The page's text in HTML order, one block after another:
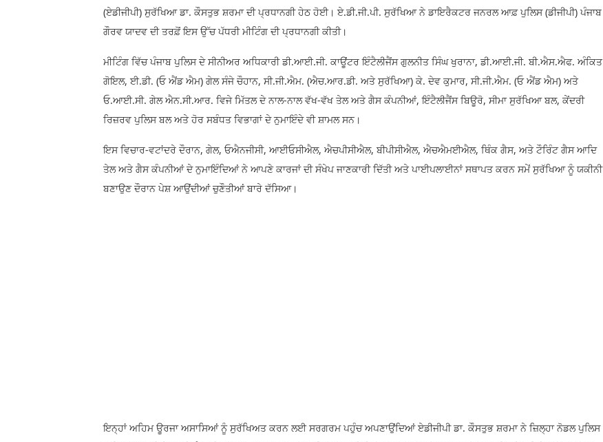
(ਏਡੀਜੀਪੀ) ਸੁਰੱਖਿਆ ਡਾ. ਕੌਸਤੁਭ ਸ਼ਰਮਾ ਦੀ ਪ੍ਰਧਾਨਗੀ ਹੇਠ ਹੋਈ। ਏ.ਡੀ.ਜੀ.ਪੀ. ਸੁਰੱਖਿਆ ਨੇ ਡਾਇਰੈਕਟਰ ਜਨਰਲ ਆਫ਼ ਪੁਲਿਸ (ਡੀਜੀਪੀ) ਪੰਜਾਬ
ਗੌਰਵ ਯਾਦਵ ਦੀ ਤਰਫ਼ੋਂ ਇਸ ਉੱਚ ਪੱਧਰੀ ਮੀਟਿੰਗ ਦੀ ਪ੍ਰਧਾਨਗੀ ਕੀਤੀ।
ਮੀਟਿੰਗ ਵਿੱਚ ਪੰਜਾਬ ਪੁਲਿਸ ਦੇ ਸੀਨੀਅਰ ਅਧਿਕਾਰੀ ਡੀ.ਆਈ.ਜੀ. ਕਾਊਂਟਰ ਇੰਟੈਲੀਜੈਂਸ ਗੁਲਨੀਤ ਸਿੰਘ ਖੁਰਾਨਾ, ਡੀ.ਆਈ.ਜੀ. ਬੀ.ਐਸ.ਐਫ. ਅੰਕਿਤ
ਗੋਇਲ, ਈ.ਡੀ. (ਓ ਐਂਡ ਐਮ) ਗੇਲ ਸੰਜੇ ਚੌਹਾਨ, ਸੀ.ਜੀ.ਐਮ. (ਐਚ.ਆਰ.ਡੀ. ਅਤੇ ਸੁਰੱਖਿਆ) ਕੇ. ਦੇਵ ਕੁਮਾਰ, ਸੀ.ਜੀ.ਐਮ. (ਓ ਐਂਡ ਐਮ) ਅਤੇ
ਓ.ਆਈ.ਸੀ. ਗੇਲ ਐਨ.ਸੀ.ਆਰ. ਵਿਜੇ ਮਿੱਤਲ ਦੇ ਨਾਲ-ਨਾਲ ਵੱਖ-ਵੱਖ ਤੇਲ ਅਤੇ ਗੈਸ ਕੰਪਨੀਆਂ, ਇੰਟੈਲੀਜੈਂਸ ਬਿਊਰੋ, ਸੀਮਾ ਸੁਰੱਖਿਆ ਬਲ, ਕੇਂਦਰੀ
ਰਿਜ਼ਰਵ ਪੁਲਿਸ ਬਲ ਅਤੇ ਹੋਰ ਸਬੰਧਤ ਵਿਭਾਗਾਂ ਦੇ ਨੁਮਾਇੰਦੇ ਵੀ ਸ਼ਾਮਲ ਸਨ।
ਇਸ ਵਿਚਾਰ-ਵਟਾਂਦਰੇ ਦੌਰਾਨ, ਗੇਲ, ਓਐਨਜੀਸੀ, ਆਈਓਸੀਐਲ, ਐਚਪੀਸੀਐਲ, ਬੀਪੀਸੀਐਲ, ਐਚਐਮਈਐਲ, ਥਿੰਕ ਗੈਸ, ਅਤੇ ਟੌਰਿੰਟ ਗੈਸ ਆਦਿ
ਤੇਲ ਅਤੇ ਗੈਸ ਕੰਪਨੀਆਂ ਦੇ ਨੁਮਾਇੰਦਿਆਂ ਨੇ ਆਪਣੇ ਕਾਰਜਾਂ ਦੀ ਸੰਖੇਪ ਜਾਣਕਾਰੀ ਦਿੱਤੀ ਅਤੇ ਪਾਈਪਲਾਈਨਾਂ ਸਥਾਪਤ ਕਰਨ ਸਮੇਂ ਸੁਰੱਖਿਆ ਨੂੰ ਯਕੀਨੀ
ਬਣਾਉਣ ਦੌਰਾਨ ਪੇਸ਼ ਆਉਂਦੀਆਂ ਚੁਣੌਤੀਆਂ ਬਾਰੇ ਦੱਸਿਆ।
ਇਨ੍ਹਾਂ ਅਹਿਮ ਊਰਜਾ ਅਸਾਸਿਆਂ ਨੂੰ ਸੁਰੱਖਿਅਤ ਕਰਨ ਲਈ ਸਰਗਰਮ ਪਹੁੰਚ ਅਪਣਾਉਂਦਿਆਂ ਏਡੀਜੀਪੀ ਡਾ. ਕੌਸਤੁਭ ਸ਼ਰਮਾ ਨੇ ਜ਼ਿਲ੍ਹਾ ਨੋਡਲ ਪੁਲਿਸ